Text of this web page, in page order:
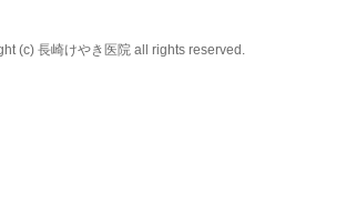
(c) 長崎けやき医院 all rights reserved.